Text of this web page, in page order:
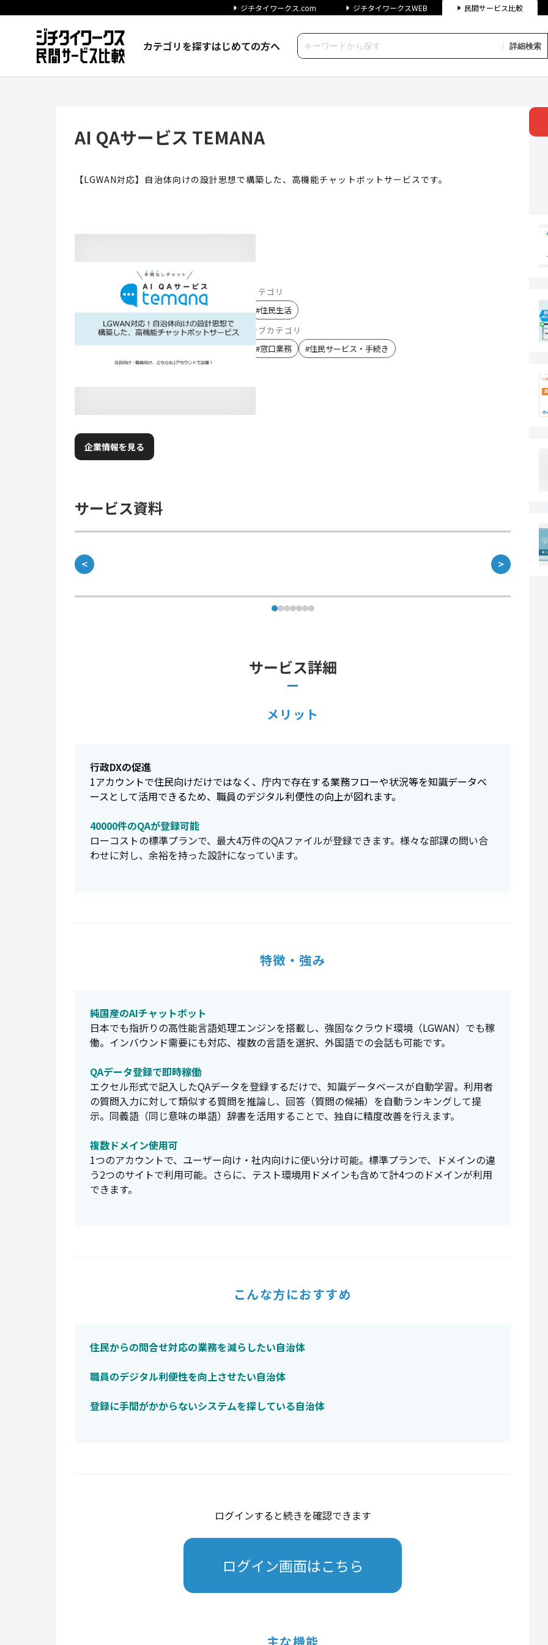
ジチタイワークス.com ジチタイワークスWEB 民間サービス比較
カテゴリを探すはじめての方へ 詳細検索
AI QAサービス TEMANA
【LGWAN対応】自治体向けの設計思想で構築した、高機能チャットボットサービスです。
カテゴリ
#住民生活
サブカテゴリ
#窓口業務 #住民サービス・手続き
企業情報を見る
サービス資料
＜ ＞
サービス詳細
メリット
行政DXの促進
1アカウントで住民向けだけではなく、庁内で存在する業務フローや状況等を知識データベ
ースとして活用できるため、職員のデジタル利便性の向上が図れます。
40000件のQAが登録可能
ローコストの標準プランで、最大4万件のQAファイルが登録できます。様々な部課の問い合
わせに対し、余裕を持った設計になっています。
特徴・強み
純国産のAIチャットボット
日本でも指折りの高性能言語処理エンジンを搭載し、強固なクラウド環境（LGWAN）でも稼
働。インバウンド需要にも対応、複数の言語を選択、外国語での会話も可能です。
QAデータ登録で即時稼働
エクセル形式で記入したQAデータを登録するだけで、知識データベースが自動学習。利用者
の質問入力に対して類似する質問を推論し、回答（質問の候補）を自動ランキングして提
示。同義語（同じ意味の単語）辞書を活用することで、独自に精度改善を行えます。
複数ドメイン使用可
1つのアカウントで、ユーザー向け・社内向けに使い分け可能。標準プランで、ドメインの違
う2つのサイトで利用可能。さらに、テスト環境用ドメインも含めて計4つのドメインが利用
できます。
こんな方におすすめ
住民からの問合せ対応の業務を減らしたい自治体
職員のデジタル利便性を向上させたい自治体
登録に手間がかからないシステムを探している自治体
ログインすると続きを確認できます
ログイン画面はこちら